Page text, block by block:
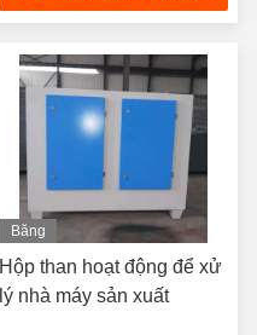
Băng
hình
Hộp than hoạt động để xử
lý nhà máy sản xuất